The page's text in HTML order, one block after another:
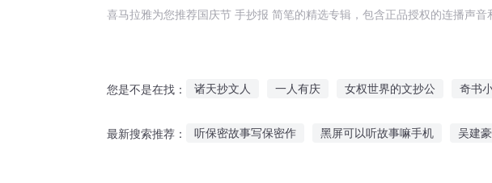
喜马拉雅为您推荐国庆节 手抄报 简笔的精选专辑，包含正品授权的连播声
您是不是在找： 诸天抄文人 一人有庆 女权世界的文抄公 奇书
最新搜索推荐： 听保密故事写保密作 黑屏可以听故事嘛手机 吴建